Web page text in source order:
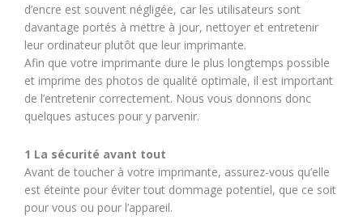
d’encre est souvent négligée, car les utilisateurs sont
davantage portés à mettre à jour, nettoyer et entretenir
leur ordinateur plutôt que leur imprimante.
Afin que votre imprimante dure le plus longtemps possible
et imprime des photos de qualité optimale, il est important
de l’entretenir correctement. Nous vous donnons donc
quelques astuces pour y parvenir.
1 La sécurité avant tout
Avant de toucher à votre imprimante, assurez-vous qu’elle
est éteinte pour éviter tout dommage potentiel, que ce soit
pour vous ou pour l’appareil.